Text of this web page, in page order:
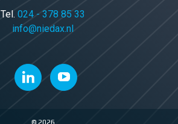
Tel. 024 - 378 85 33
info@niedax.nl
© 2026